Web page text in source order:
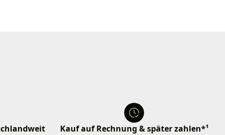
Kauf auf Rechnung & später zahlen*¹